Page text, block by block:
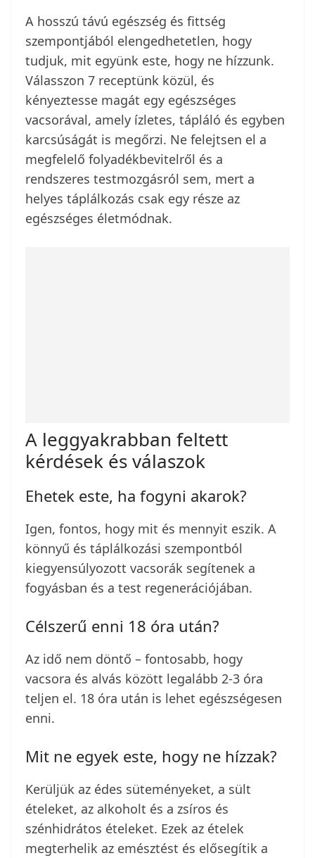
A hosszú távú egészség és fittség
szempontjából elengedhetetlen, hogy
tudjuk, mit együnk este, hogy ne hízzunk.
Válasszon 7 receptünk közül, és
kényeztesse magát egy egészséges
vacsorával, amely ízletes, tápláló és egyben
karcsúságát is megőrzi. Ne felejtsen el a
megfelelő folyadékbevitelről és a
rendszeres testmozgásról sem, mert a
helyes táplálkozás csak egy része az
egészséges életmódnak.
A leggyakrabban feltett
kérdések és válaszok
Ehetek este, ha fogyni akarok?
Igen, fontos, hogy mit és mennyit eszik. A
könnyű és táplálkozási szempontból
kiegyensúlyozott vacsorák segítenek a
fogyásban és a test regenerációjában.
Célszerű enni 18 óra után?
Az idő nem döntő – fontosabb, hogy
vacsora és alvás között legalább 2-3 óra
teljen el. 18 óra után is lehet egészségesen
enni.
Mit ne egyek este, hogy ne hízzak?
Kerüljük az édes süteményeket, a sült
ételeket, az alkoholt és a zsíros és
szénhidrátos ételeket. Ezek az ételek
megterhelik az emésztést és elősegítik a